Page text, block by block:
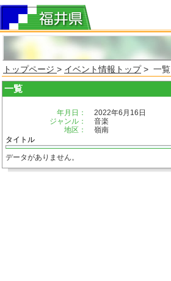
トップページ > イベント情報トップ> 一覧
一覧
年月日：
2022年6月16日
ジャンル：
音楽
地区：
嶺南
タイトル
データがありません。